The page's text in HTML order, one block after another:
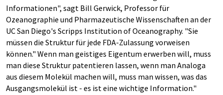
Informationen", sagt Bill Gerwick, Professor für
Ozeanographie und Pharmazeutische Wissenschaften an der
UC San Diego's Scripps Institution of Oceanography. "Sie
müssen die Struktur für jede FDA-Zulassung vorweisen
können." Wenn man geistiges Eigentum erwerben will, muss
man diese Struktur patentieren lassen, wenn man Analoga
aus diesem Molekül machen will, muss man wissen, was das
Ausgangsmolekül ist - es ist eine wichtige Information."